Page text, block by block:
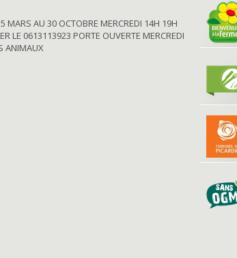
MARS AU 30 OCTOBRE MERCREDI 14H 19H
LE 0613113923 PORTE OUVERTE MERCREDI
ANIMAUX